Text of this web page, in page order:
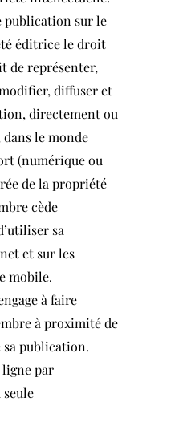
publication sur le
éditrice le droit
de représenter,
diffuser et
directement ou
le monde
(numérique ou
de la propriété
cède
sa
et sur les
mobile.
à faire
à proximité de
publication.
par
seule